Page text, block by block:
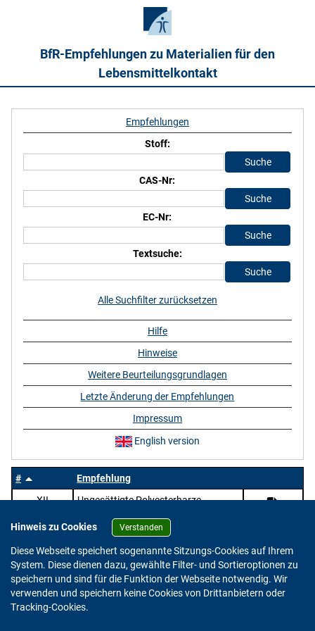
BfR-Empfehlungen zu Materialien für den
Lebensmittelkontakt
#
Empfehlung
XII
Ungesättigte Polyesterharze
Empfehlungen
Stoff:
CAS-Nr:
EC-Nr:
Textsuche:
Alle Suchfilter zurücksetzen
Hilfe
Hinweise
Weitere Beurteilungsgrundlagen
Letzte Änderung der Empfehlungen
Impressum
English version
Hinweis zu Cookies Verstanden
Diese Webseite speichert sogenannte Sitzungs-Cookies auf Ihrem
System. Diese dienen dazu, gewählte Filter- und Sortieroptionen zu
speichern und sind für die Funktion der Webseite notwendig. Wir
verwenden und speichern keine Cookies von Drittanbietern oder
Tracking-Cookies.